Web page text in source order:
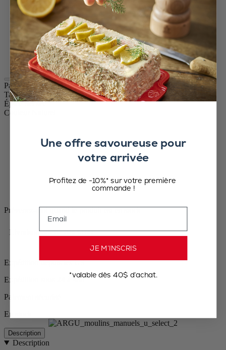
Naturel
Passion Red
Noir Satin
Graphite
Chocolat
Laqué Noir
Laqué Blanc
Paris u'Select
Taille 4.73in.
Épice Sel sec
Couleur
Prévenez-moi quand le produit est en stock
Livraison offerte dès $100
Expédition depuis les US
Expédition sous 24 à 48h
Paiement sécurisé
En stock
Description
Description
Une offre savoureuse pour
votre arrivée
Profitez de -10%* sur votre première
commande !
JE M’INSCRIS
*valable dès 40$ d’achat.